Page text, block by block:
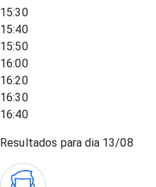
15:30
15:40
15:50
16:00
16:20
16:30
16:40
Resultados para dia 13/08